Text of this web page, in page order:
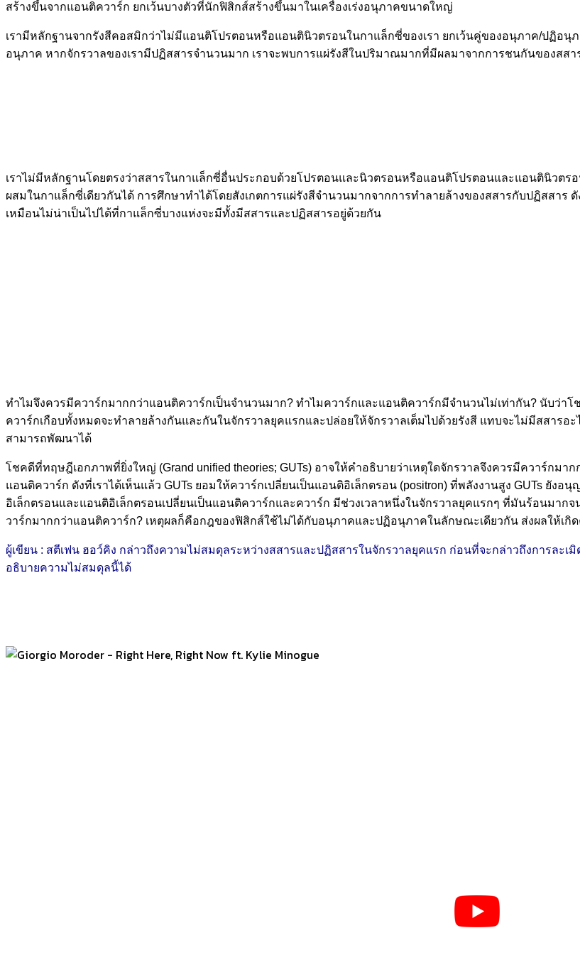
สร้างขึ้นจากแอนติควาร์ก ยกเว้นบางตัวที่นักฟิสิกส์สร้างขึ้นมาในเครื่องเร่งอนุภาคขนาดใหญ่
เรามีหลักฐานจากรังสีคอสมิกว่าไม่มีแอนติโปรตอนหรือแอนตินิวตรอนในกาแล็กซี่ของเรา ยกเว้นคู่ของอนุภาค/ปฏิอนุ
อนุภาค หากจักรวาลของเรามีปฏิสสารจำนวนมาก เราจะพบการแผ่รังสีในปริมาณมากที่มีผลมาจากการชนกันของสส
เราไม่มีหลักฐานโดยตรงว่าสสารในกาแล็กซี่อื่นประกอบด้วยโปรตอนและนิวตรอนหรือแอนติโปรตอนและแอนตินิวตร
ผสมในกาแล็กซี่เดียวกันได้ การศึกษาทำได้โดยสังเกตการแผ่รังสีจำนวนมากจากการทำลายล้างของสสารกับปฏิสสา
เหมือนไม่น่าเป็นไปได้ที่กาแล็กซี่บางแห่งจะมีทั้งมีสสารและปฏิสสารอยู่ด้วยกัน
ทำไมจึงควรมีควาร์กมากกว่าแอนติควาร์กเป็นจำนวนมาก? ทำไมควาร์กและแอนติควาร์กมีจำนวนไม่เท่ากัน? นับว่า
ควาร์กเกือบทั้งหมดจะทำลายล้างกันและกันในจักรวาลยุคแรกและปล่อยให้จักรวาลเต็มไปด้วยรังสี แทบจะไม่มีสสาร
สามารถพัฒนาได้
โชคดีที่ทฤษฎีเอกภาพที่ยิ่งใหญ่ (Grand unified theories; GUTs) อาจให้คำอธิบายว่าเหตุใดจักรวาลจึงควรมีควาร์กม
แอนติควาร์ก ดังที่เราได้เห็นแล้ว GUTs ยอมให้ควาร์กเปลี่ยนเป็นแอนติอิเล็กตรอน (positron) ที่พลังงานสูง GUTs ยัง
อิเล็กตรอนและแอนติอิเล็กตรอนเปลี่ยนเป็นแอนติควาร์กและควาร์ก มีช่วงเวลาหนึ่งในจักรวาลยุคแรกๆ ที่มันร้อนมาก
วาร์กมากกว่าแอนติควาร์ก? เหตุผลก็คือกฎของฟิสิกส์ใช้ไม่ได้กับอนุภาคและปฏิอนุภาคในลักษณะเดียวกัน ส่งผลให้เกิ
ผู้เขียน : สตีเฟน ฮอว์คิง กล่าวถึงความไม่สมดุลระหว่างสสารและปฏิสสารในจักรวาลยุคแรก ก่อนที่จะกล่าวถึงการละเ
อธิบายความไม่สมดุลนี้ได้